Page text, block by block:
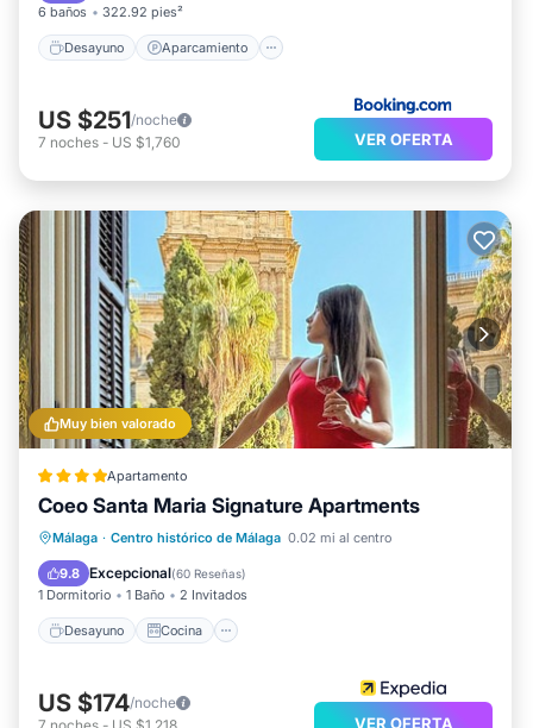
6 baños 322.92 pies²
Desayuno Aparcamiento
US $251/noche
7 noches - US $1,760 VER OFERTA
Muy bien valorado
Apartamento
Coeo Santa Maria Signature Apartments
Málaga · Centro histórico de Málaga 0.02 mi al centro
9.8 Excepcional(60 Reseñas)
1 Dormitorio 1 Baño 2 Invitados
Desayuno Cocina
Desayuno
Cocina
Aire acondicionado
US $174/noche
7 noches - US $1,218 VER OFERTA